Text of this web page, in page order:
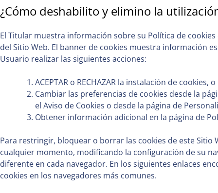
¿Cómo deshabilito y elimino la
El Titular muestra información sobre su Política de
del Sitio Web. El banner de cookies muestra información
Usuario realizar las siguientes acciones:
ACEPTAR o RECHAZAR la instalación de
Cambiar las preferencias de cookies desde la
el Aviso de Cookies o desde la página de
Obtener información adicional en la página de
Para restringir, bloquear o borrar las cookies de este Sitio
cualquier momento, modificando la configuración de su
diferente en cada navegador. En los siguientes enlaces
cookies en los navegadores más comunes.